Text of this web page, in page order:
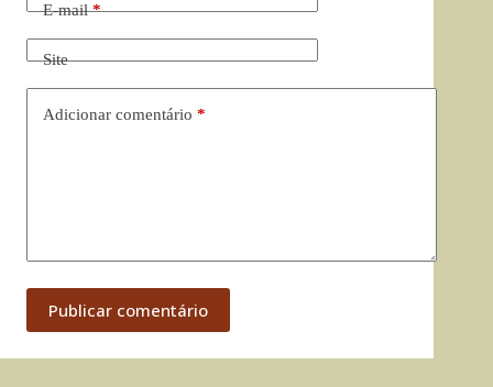
E-mail*
Site
Adicionar comentário *
Publicar comentário